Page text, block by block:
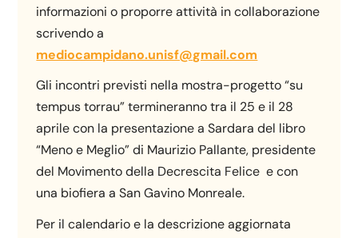
informazioni o proporre attività in collaborazione
scrivendo a
mediocampidano.unisf@gmail.com
Gli incontri previsti nella mostra-progetto “su
tempus torrau” termineranno tra il 25 e il 28
aprile con la presentazione a Sardara del libro
“Meno e Meglio” di Maurizio Pallante, presidente
del Movimento della Decrescita Felice e con
una biofiera a San Gavino Monreale.
Per il calendario e la descrizione aggiornata